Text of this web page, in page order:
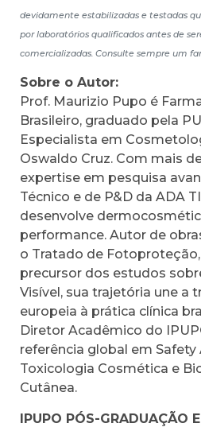
devidamente estabilizadas e testadas
por laboratórios qualificados antes de
comercializadas. Consulte sempre um
Sobre o Autor:
Prof. Maurizio Pupo é
Brasileiro, graduado pela
Especialista em
Oswaldo Cruz. Com mais
expertise em pesquisa
Técnico e de P&D da ADA
desenvolve
performance. Autor de
o Tratado de
precursor dos estudos
Visível, sua trajetória une a
europeia à prática clínica
Diretor Acadêmico do
referência global em Safety
Toxicologia Cosmética e
Cutânea.
IPUPO PÓS-GRADUAÇÃO